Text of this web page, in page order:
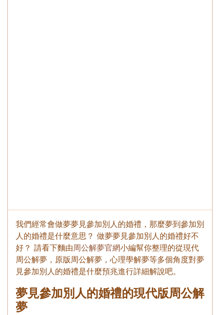
我們經常會做夢夢見參加別人的婚禮，那麼夢到參加別
人的婚禮是什麼意思？ 做夢夢見參加別人的婚禮好不
好？ 請看下麵由周公解夢官網小編幫你整理的從現代
周公解夢，原版周公解夢，心理學解夢等多個角度對夢
見參加別人的婚禮是什麼預兆進行詳細解說吧。
夢見參加別人的婚禮的現代版周公解
夢